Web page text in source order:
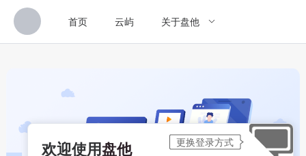
首页 云屿 关于盘他
欢迎使用盘他